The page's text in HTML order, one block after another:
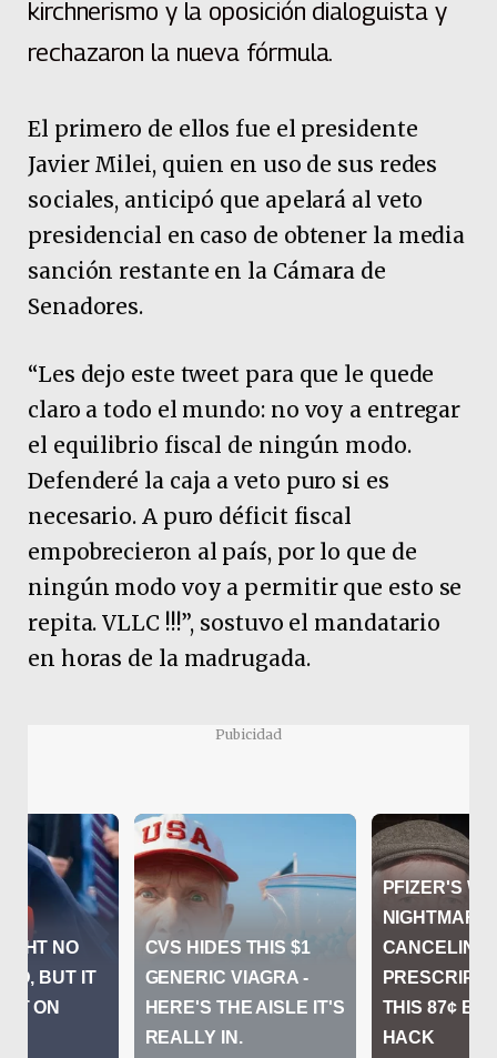
kirchnerismo y la oposición dialoguista y
rechazaron la nueva fórmula.
El primero de ellos fue el presidente
Javier Milei, quien en uso de sus redes
sociales, anticipó que apelará al veto
presidencial en caso de obtener la media
sanción restante en la Cámara de
Senadores.
“Les dejo este tweet para que le quede
claro a todo el mundo: no voy a entregar
el equilibrio fiscal de ningún modo.
Defenderé la caja a veto puro si es
necesario. A puro déficit fiscal
empobrecieron al país, por lo que de
ningún modo voy a permitir que esto se
repita. VLLC !!!”, sostuvo el mandatario
en horas de la madrugada.
Pubicidad